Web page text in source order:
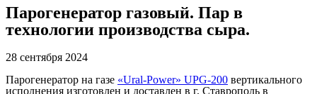
Парогенератор газовый. Пар в
технологии производства сыра.
28 сентября 2024
Парогенератор на газе «Ural-Power» UPG-200 вертикального
исполнения изготовлен и доставлен в г. Ставрополь в